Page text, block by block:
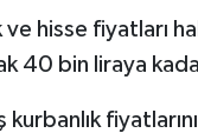
ve hisse fiyatları
40 bin liraya
kurbanlık